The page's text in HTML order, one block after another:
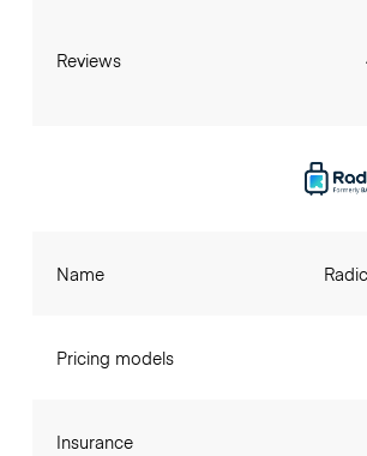
Reviews
Name
Pricing models
Insurance